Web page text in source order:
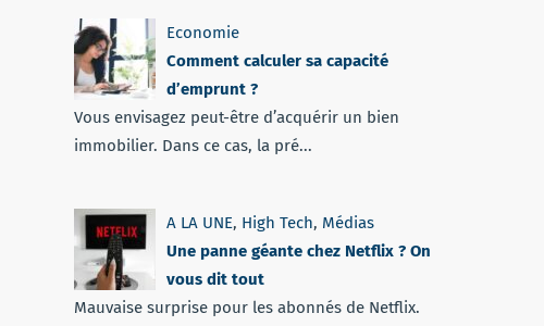
Economie
Comment calculer sa capacité
d’emprunt ?
Vous envisagez peut-être d’acquérir un bien
immobilier. Dans ce cas, la pré...
A LA UNE, High Tech, Médias
Une panne géante chez Netflix ? On
vous dit tout
Mauvaise surprise pour les abonnés de Netflix.